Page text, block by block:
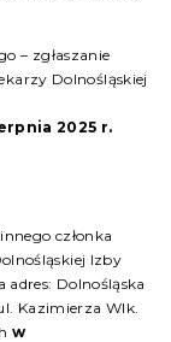
– zgłaszanie
Dolnośląskiej
2025 r.
członka
Izby
adres: Dolnośląska
Kazimierza Wlk.
w